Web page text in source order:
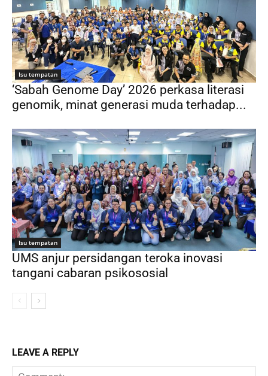
Isu tempatan
‘Sabah Genome Day’ 2026 perkasa literasi
genomik, minat generasi muda terhadap...
Isu tempatan
UMS anjur persidangan teroka inovasi
tangani cabaran psikososial
LEAVE A REPLY